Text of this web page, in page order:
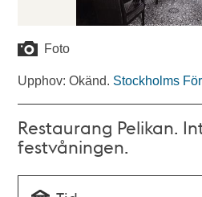
Foto
Upphov: Okänd. Stockholms
Restaurang Pelikan.
festvåningen.